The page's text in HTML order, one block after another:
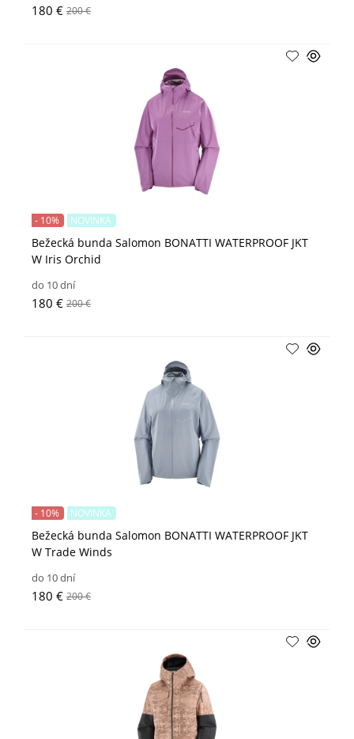
180 € 200 €
Bežecká bunda Salomon BONATTI WATERPROOF JKT
W Iris Orchid
- 10% NOVINKA
do 10 dní
180 € 200 €
Bežecká bunda Salomon BONATTI WATERPROOF JKT
W Trade Winds
- 10% NOVINKA
do 10 dní
180 € 200 €